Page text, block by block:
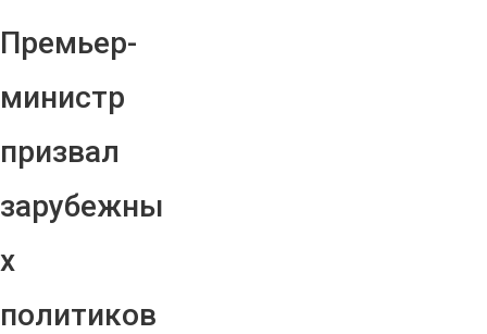
Премьер-
министр
призвал
зарубежны
х
политиков